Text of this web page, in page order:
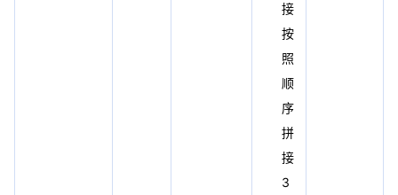
接
按
照
顺
序
拼
接
3